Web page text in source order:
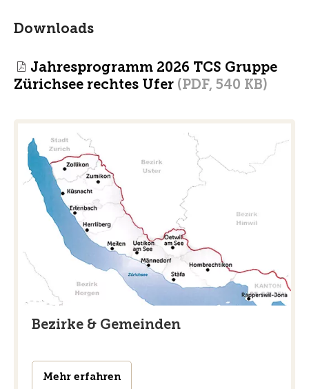
Downloads
Jahresprogramm 2026 TCS Gruppe
Zürichsee rechtes Ufer (PDF, 540 KB)
Bezirke & Gemeinden
Mehr erfahren